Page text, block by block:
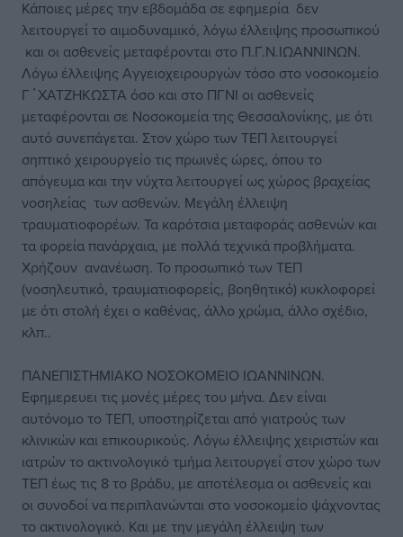
Κάποιες μέρες την εβδομάδα σε εφημερία δεν
λειτουργεί το αιμοδυναμικό, λόγω έλλειψης προσωπικού
και οι ασθενείς μεταφέρονται στο Π.Γ.Ν.ΙΩΑΝΝΙΝΩΝ.
Λόγω έλλειψης Αγγειοχειρουργών τόσο στο νοσοκομείο
Γ΄ΧΑΤΖΗΚΩΣΤΑ όσο και στο ΠΓΝΙ οι ασθενείς
μεταφέρονται σε Νοσοκομεία της Θεσσαλονίκης, με ότι
αυτό συνεπάγεται. Στον χώρο των ΤΕΠ λειτουργεί
σηπτικό χειρουργείο τις πρωινές ώρες, όπου το
απόγευμα και την νύχτα λειτουργεί ως χώρος βραχείας
νοσηλείας των ασθενών. Μεγάλη έλλειψη
τραυματιοφορέων. Τα καρότσια μεταφοράς ασθενών και
τα φορεία πανάρχαια, με πολλά τεχνικά προβλήματα.
Χρήζουν ανανέωση. Το προσωπικό των ΤΕΠ
(νοσηλευτικό, τραυματιοφορείς, βοηθητικό) κυκλοφορεί
με ότι στολή έχει ο καθένας, άλλο χρώμα, άλλο σχέδιο,
κλπ..
ΠΑΝΕΠΙΣΤΗΜΙΑΚΟ ΝΟΣΟΚΟΜΕΙΟ ΙΩΑΝΝΙΝΩΝ.
Εφημερευει τις μονές μέρες του μήνα. Δεν είναι
αυτόνομο το ΤΕΠ, υποστηρίζεται από γιατρούς των
κλινικών και επικουρικούς. Λόγω έλλειψης χειριστών και
ιατρών το ακτινολογικό τμήμα λειτουργεί στον χώρο των
ΤΕΠ έως τις 8 το βράδυ, με αποτέλεσμα οι ασθενείς και
οι συνοδοί να περιπλανώνται στο νοσοκομείο ψάχνοντας
το ακτινολογικό. Και με την μεγάλη έλλειψη των